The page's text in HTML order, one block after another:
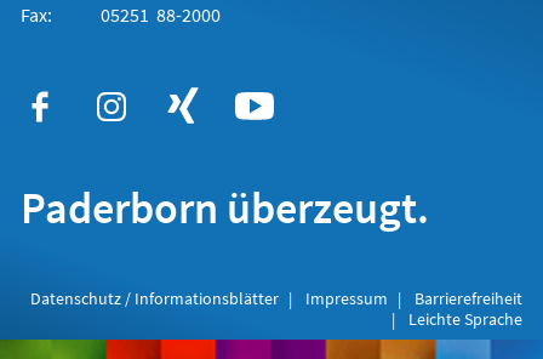
Fax:
05251 88-2000
Paderborn überzeugt.
Datenschutz / Informationsblätter Impressum
Barrierefreiheit
Leichte Sprache